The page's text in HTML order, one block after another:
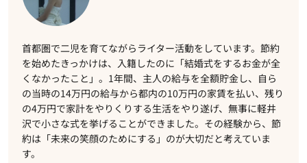
首都圏で二児を育てながらライター活動をしています。節約
を始めたきっかけは、入籍したのに「結婚式をするお金が全
くなかったこと」。1年間、主人の給与を全額貯金し、自ら
の当時の14万円の給与から都内の10万円の家賃を払い、残り
の4万円で家計をやりくりする生活をやり遂げ、無事に軽井
沢で小さな式を挙げることができました。その経験から、節
約は「未来の笑顔のためにする」のが大切だと考えていま
す。